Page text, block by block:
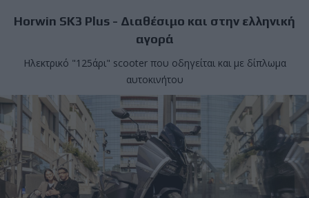
Horwin SK3 Plus - Διαθέσιμο και στην ελληνική
αγορά
Ηλεκτρικό "125άρι" scooter που οδηγείται και με δίπλωμα
αυτοκινήτου